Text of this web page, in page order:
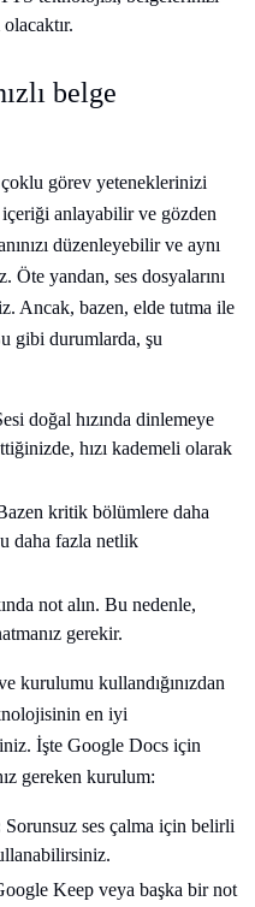
belge
görev yeteneklerinizi
anlayabilir ve gözden
düzenleyebilir ve aynı
Öte yandan, ses dosyalarını
Ancak, bazen, elde tutma ile
gibi durumlarda, şu
doğal hızında dinlemeye
hızı kademeli olarak
kritik bölümlere daha
daha fazla netlik
not alın. Bu nedenle,
gerekir.
kurulumu kullandığınızdan
en iyi
İşte Google Docs için
gereken kurulum:
Sorunsuz ses çalma için belirli
Keep veya başka bir not